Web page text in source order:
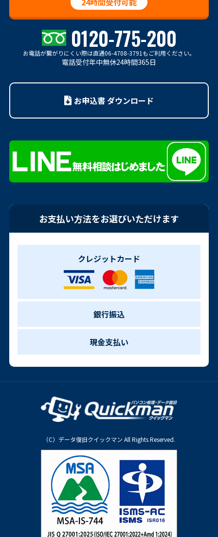
0120-775-200
お電話が繋がりにくい際は直通06-4708-3791もご利用ください。
電話受付年中無休24時間365日
お申込書 ダウンロード
お支払い方法をお選びいただけます
クレジットカード
銀行振込
現金支払い
（C）データ復旧クイックマン All Rights Reserved.